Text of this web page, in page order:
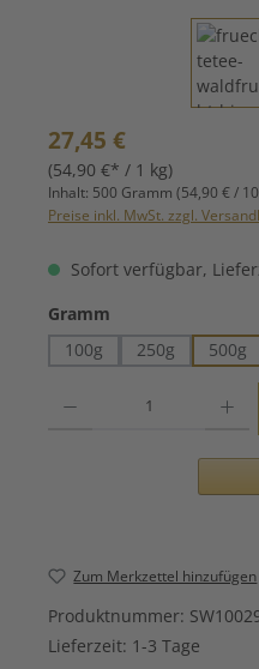
Regulärer Preis:
27,45 €
(54,90 €* / 1 kg)
Inhalt: 500 Gramm (54,90 € /
Preise inkl. MwSt. zzgl.
Sofort verfügbar,
Gramm
100g
250g 500g
Zum Merkzettel hinzufügen
Produktnummer:
Lieferzeit: 1-3 Tage